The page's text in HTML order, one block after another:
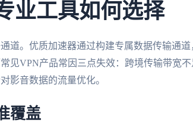
业工具如何选择
道。优质加速器通过构建专属数据传输通
见VPN产品常因三点失效：跨境传输带宽
影音数据的流量优化。
覆盖